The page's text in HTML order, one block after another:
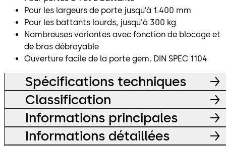
Pour les largeurs de porte jusqu’à 1.400 mm
Pour les battants lourds, jusqu'à 300 kg
Nombreuses variantes avec fonction de blocage et
de bras débrayable
Ouverture facile de la porte gem. DIN SPEC 1104
Spécifications techniques
Classification
Informations principales
Informations détaillées